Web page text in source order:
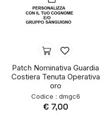
Patch Nominativa Guardia
Costiera Tenuta Operativa
oro
Codice : dmgc6
€ 7,00